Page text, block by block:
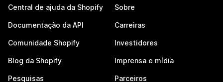
Central de ajuda da Shopify
Documentação da API
Comunidade Shopify
Blog da Shopify
Pesquisas
Sobre
Carreiras
Investidores
Imprensa e mídia
Parceiros